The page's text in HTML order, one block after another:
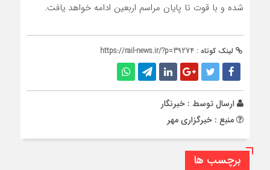
شده و با قوت تا پایان مراسم اربعین ادامه خواهد یافت.
لینک کوتاه : https://rail-news.ir/?p=39274
ارسال توسط : خبرنگار
منبع : خبرگزاری مهر
برچسب ها